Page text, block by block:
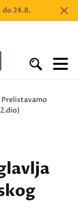
do 24.8.
Prelistavamo